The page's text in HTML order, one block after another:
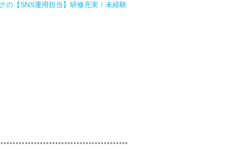
の【SNS運用担当】研修充実！未経験